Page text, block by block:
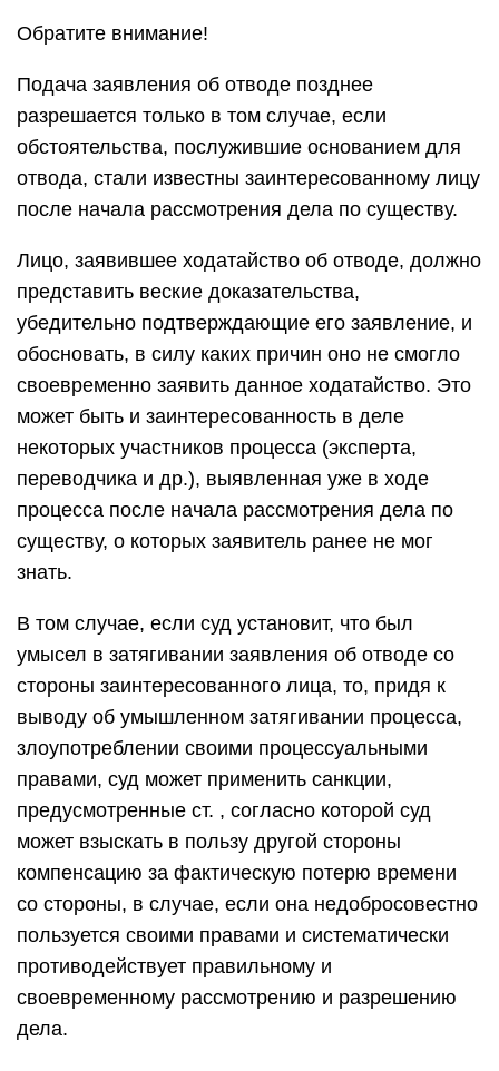
Обратите внимание!
Подача заявления об отводе позднее
разрешается только в том случае, если
обстоятельства, послужившие основанием для
отвода, стали известны заинтересованному лицу
после начала рассмотрения дела по существу.
Лицо, заявившее ходатайство об отводе, должно
представить веские доказательства,
убедительно подтверждающие его заявление, и
обосновать, в силу каких причин оно не смогло
своевременно заявить данное ходатайство. Это
может быть и заинтересованность в деле
некоторых участников процесса (эксперта,
переводчика и др.), выявленная уже в ходе
процесса после начала рассмотрения дела по
существу, о которых заявитель ранее не мог
знать.
В том случае, если суд установит, что был
умысел в затягивании заявления об отводе со
стороны заинтересованного лица, то, придя к
выводу об умышленном затягивании процесса,
злоупотреблении своими процессуальными
правами, суд может применить санкции,
предусмотренные ст. , согласно которой суд
может взыскать в пользу другой стороны
компенсацию за фактическую потерю времени
со стороны, в случае, если она недобросовестно
пользуется своими правами и систематически
противодействует правильному и
своевременному рассмотрению и разрешению
дела.